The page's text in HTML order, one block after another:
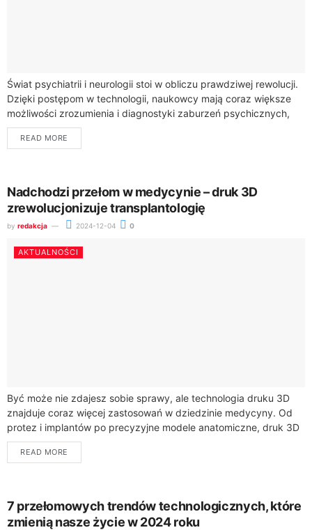
Świat psychiatrii i neurologii stoi w obliczu prawdziwej rewolucji.
Dzięki postępom w technologii, naukowcy mają coraz większe
możliwości zrozumienia i diagnostyki zaburzeń psychicznych,
takich jak depresja. Jedną z kluczowych technologii,...
READ MORE
Nadchodzi przełom w medycynie – druk 3D
zrewolucjonizuje transplantologię
by redakcja 2024-12-04 0
AKTUALNOŚCI
Być może nie zdajesz sobie sprawy, ale technologia druku 3D
znajduje coraz więcej zastosowań w dziedzinie medycyny. Od
protez i implantów po precyzyjne modele anatomiczne, druk 3D
staje się narzędziem,...
READ MORE
7 przełomowych trendów technologicznych, które
zmienią nasze życie w 2024 roku